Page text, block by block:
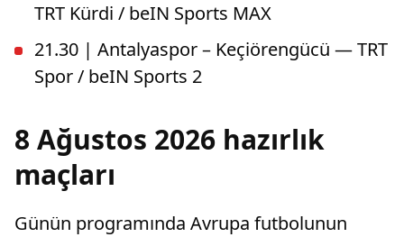
TRT Kürdi / beIN Sports MAX
21.30 | Antalyaspor – Keçiörengücü — TRT
Spor / beIN Sports 2
8 Ağustos 2026 hazırlık
maçları
Günün programında Avrupa futbolunun